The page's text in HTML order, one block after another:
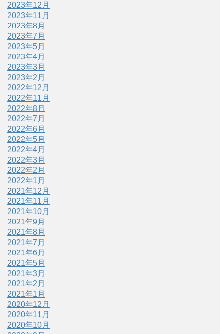
2023年12月
2023年11月
2023年8月
2023年7月
2023年5月
2023年4月
2023年3月
2023年2月
2022年12月
2022年11月
2022年8月
2022年7月
2022年6月
2022年5月
2022年4月
2022年3月
2022年2月
2022年1月
2021年12月
2021年11月
2021年10月
2021年9月
2021年8月
2021年7月
2021年6月
2021年5月
2021年3月
2021年2月
2021年1月
2020年12月
2020年11月
2020年10月